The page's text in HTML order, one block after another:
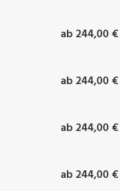
ab 244,00 €
ab 244,00 €
ab 244,00 €
ab 244,00 €